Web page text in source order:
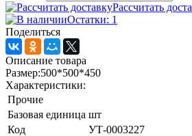
Рассчитать
Остатки: 1
Поделиться
Описание товара
Размер:500*500*450
Характеристики:
Прочие
Базовая единица шт
Код
УТ-0003227